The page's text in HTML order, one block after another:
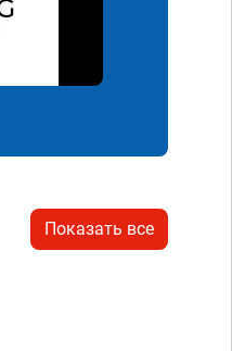
Показать все